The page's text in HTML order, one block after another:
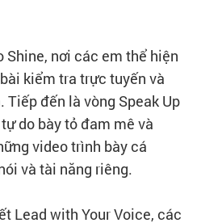
Shine, nơi các em thể hiện
kiểm tra trực tuyến và
Tiếp đến là vòng Speak Up
do bày tỏ đam mê và
video trình bày cá
và tài năng riêng.
Lead with Your Voice, các